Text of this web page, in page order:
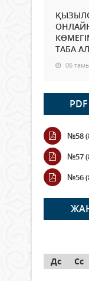
ТАБА
06
Open
мыңнан
06
Wi-Fi
ӨТЕДІ?
06
05
№58
№57
№56
Дс
Сс